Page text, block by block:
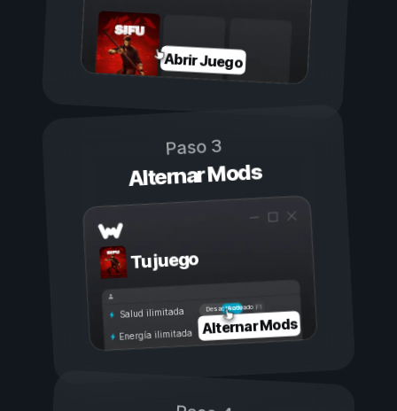
Abrir Juego
Paso 3
Alternar Mods
Tu juego
Activado
Desactivado
Salud ilimitada
Energía ilimitada Alternar Mods